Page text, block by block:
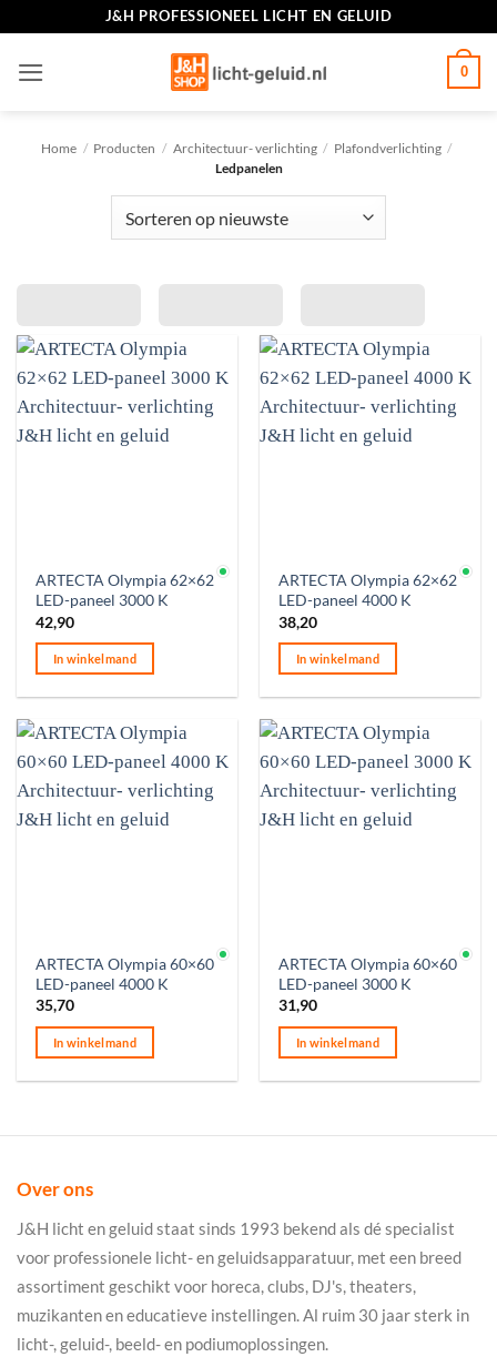
inhoud
J&H PROFESSIONEEL LICHT EN GELUID
0
Home / Producten / Architectuur- verlichting / Plafondverlichting /
Ledpanelen
Op voorraad
ARTECTA Olympia 62×62
LED-paneel 3000 K
42,90
In winkelmand
Op voorraad
ARTECTA Olympia 62×62
LED-paneel 4000 K
38,20
In winkelmand
Op voorraad
ARTECTA Olympia 60×60
LED-paneel 4000 K
35,70
In winkelmand
Op voorraad
ARTECTA Olympia 60×60
LED-paneel 3000 K
31,90
In winkelmand
Over ons
J&H licht en geluid staat sinds 1993 bekend als dé specialist
voor professionele licht- en geluidsapparatuur, met een breed
assortiment geschikt voor horeca, clubs, DJ's, theaters,
muzikanten en educatieve instellingen. Al ruim 30 jaar sterk in
licht-, geluid-, beeld- en podiumoplossingen.